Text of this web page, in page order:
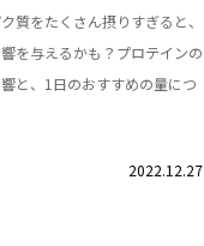
質をたくさん摂りすぎると、
を与えるかも？プロテインの
と、1日のおすすめの量につ
2022.12.27